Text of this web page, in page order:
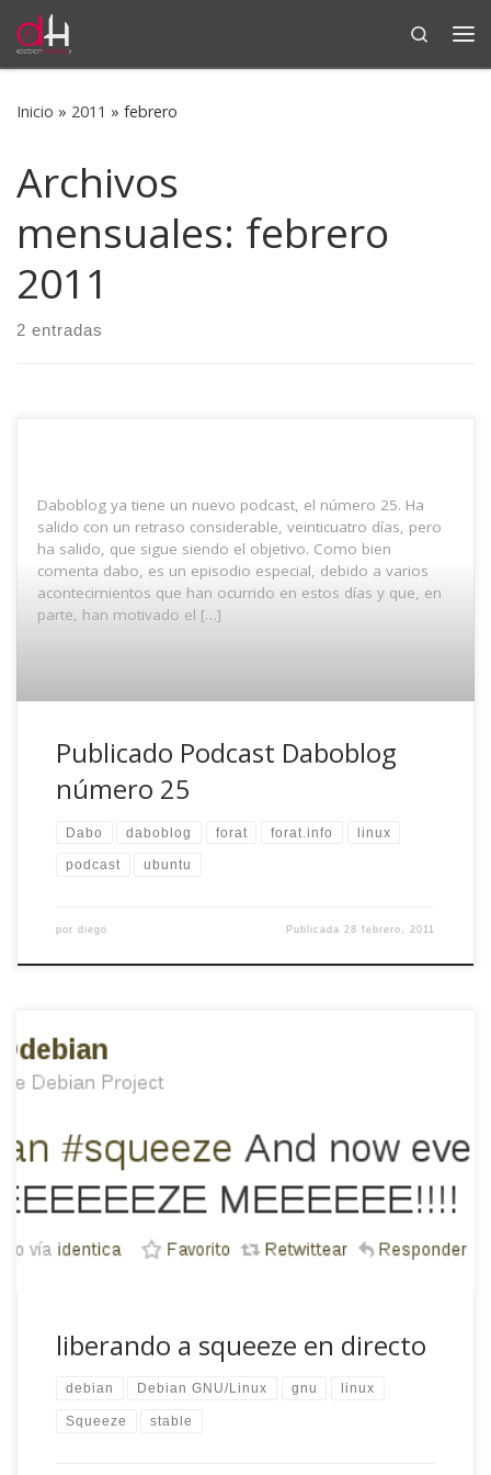
Saltar al contenido
Search
Inicio » 2011 » febrero
Archivos
mensuales: febrero
2011
2 entradas
Daboblog ya tiene un nuevo podcast, el número 25. Ha
salido con un retraso considerable, veinticuatro días, pero
ha salido, que sigue siendo el objetivo. Como bien
comenta dabo, es un episodio especial, debido a varios
acontecimientos que han ocurrido en estos días y que, en
parte, han motivado el […]
Publicado Podcast Daboblog
número 25
Dabo daboblog forat forat.info linux
podcast ubuntu
por diego Publicada 28 febrero, 2011
Como dirían en la tele, ¡está sucediendo! As predicted – the
channels are starting to buzz — irc.debian.org #debian-
release – and there’s also a live commentary session at
http://identi.ca/debian Debian 6.0 release is happening now
Lo están radiando en identi.ca, el […]
liberando a squeeze en directo
debian Debian GNU/Linux gnu linux
Squeeze stable